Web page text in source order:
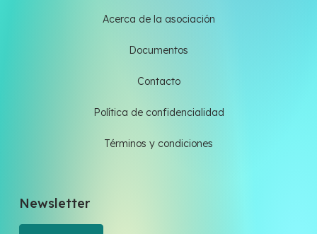
Acerca de la asociación
Documentos
Contacto
Política de confidencialidad
Términos y condiciones
Newsletter